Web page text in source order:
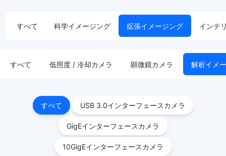
すべて 科学イメージング 拡張イメージング インテ
すべて 低照度 / 冷却カメラ 顕微鏡カメラ 解析イメ
すべて USB 3.0インターフェースカメラ
GigEインターフェースカメラ
10GigEインターフェースカメラ